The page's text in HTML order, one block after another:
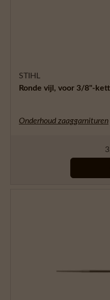
STIHL
Ronde vijl, voor 3/8"-
Onderhoud zaaggarnituren